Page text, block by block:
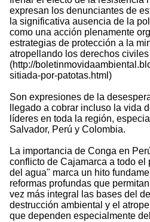
expresan los denunciantes de
la significativa ausencia de la
como una acción plenamente
estrategias de protección a la
atropellando los derechos
(http://
sitiada-por-patotas.html)
Son expresiones de la
llegado a cobrar incluso la vida
líderes en toda la región,
Salvador, Perú y Colombia.
La importancia de Conga en
conflicto de Cajamarca a todo el
del agua" marca un hito
reformas profundas que
vez más integral las bases del
destrucción ambiental y el
que dependen especialmente